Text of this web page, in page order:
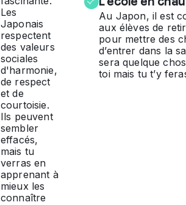
Les
Japonais
respectent
des valeurs
sociales
d'harmonie,
de respect
et de
courtoisie.
Ils peuvent
sembler
effacés,
mais tu
verras en
apprenant à
mieux les
connaître
Au Japon, il est
aux élèves de
pour mettre des
d’entrer dans la
sera quelque
toi mais tu t’y